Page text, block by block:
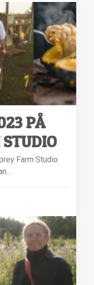
PÅ
Farm Studio